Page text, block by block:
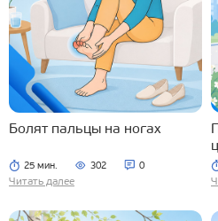
Болят пальцы на ногах
25 мин. 302 0
Читать далее